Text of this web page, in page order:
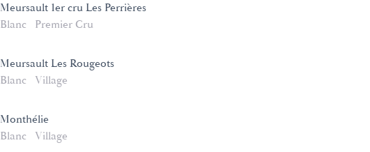
Meursault 1er cru Les Perrières
Blanc
Premier Cru
Meursault Les Rougeots
Blanc
Village
Monthélie
Blanc
Village